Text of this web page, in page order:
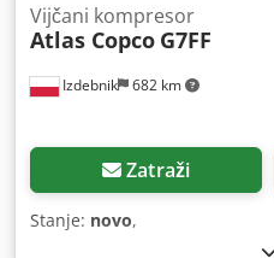
Izdebnik 682 km
Vijčani kompresor
Atlas Copco G7FF
Zatraži
Stanje: novo,